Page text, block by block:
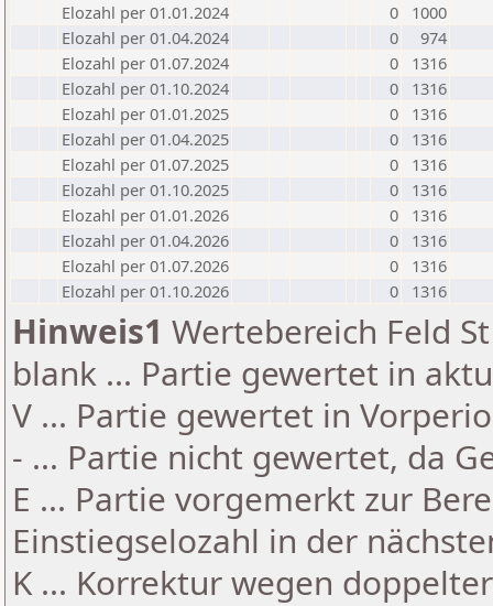
Elozahl per 01.01.2024
0
1000
Elozahl per 01.04.2024
0
974
Elozahl per 01.07.2024
0
1316
Elozahl per 01.10.2024
0
1316
Elozahl per 01.01.2025
0
1316
Elozahl per 01.04.2025
0
1316
Elozahl per 01.07.2025
0
1316
Elozahl per 01.10.2025
0
1316
Elozahl per 01.01.2026
0
1316
Elozahl per 01.04.2026
0
1316
Elozahl per 01.07.2026
0
1316
Elozahl per 01.10.2026
0 1316
Hinweis1 Wertebereich Feld
blank ... Partie gewertet in
V ... Partie gewertet in
- ... Partie nicht gewertet, da
E ... Partie vorgemerkt zur
Einstiegselozahl in der
K ... Korrektur wegen